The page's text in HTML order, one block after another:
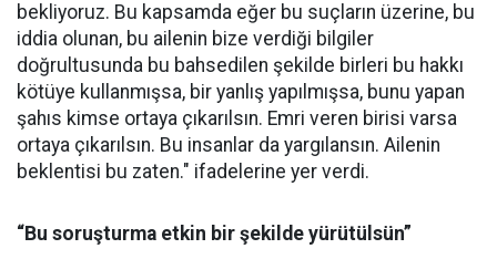
bekliyoruz. Bu kapsamda eğer bu suçların üzerine, bu
iddia olunan, bu ailenin bize verdiği bilgiler
doğrultusunda bu bahsedilen şekilde birleri bu hakkı
kötüye kullanmışsa, bir yanlış yapılmışsa, bunu yapan
şahıs kimse ortaya çıkarılsın. Emri veren birisi varsa
ortaya çıkarılsın. Bu insanlar da yargılansın. Ailenin
beklentisi bu zaten." ifadelerine yer verdi.
“Bu soruşturma etkin bir şekilde yürütülsün”